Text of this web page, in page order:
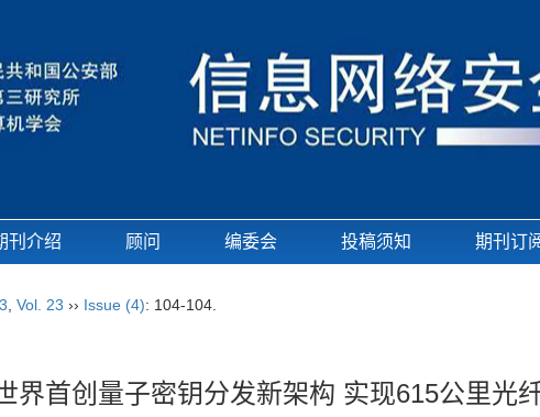
刊介绍 顾问 编委会 投稿须知 期刊订
Vol. 23 ›› Issue (4): 104-104.
界首创量子密钥分发新架构 实现615公里光